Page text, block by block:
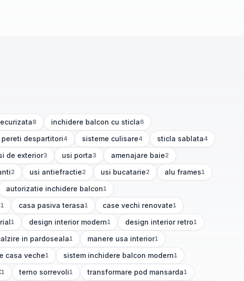
8 inchidere balcon cu sticla
(6articole) 6
pereti despartitori
(4articole) 4 sisteme culisare
(4articole) 4 sticla sablata
(4articole) 4
de exterior
articole) 3 usi porta
(3articole)
3 amenajare baie
(2articole) 2
2 usi antiefractie
(2articole) 2 usi bucatarie
(2articole) 2 alu frames
(1articole) 1
autorizatie inchidere balcon
(1articole) 1
1 casa pasiva terasa
(1articole) 1 case vechi renovate
(1articole) 1
1 design interior modern
(1articole) 1 design interior retro
(1articole) 1
in pardoseala1 manere usa interior
(1articole) 1
casa veche1 sistem inchidere balcon modern
(1articole) 1
1 terno sorrevoli
(1articole) 1 transformare pod mansarda
(1articole) 1